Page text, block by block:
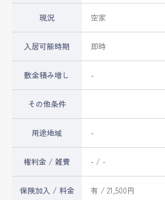
現況 空家
入居可能時期 即時
敷金積み増し -
その他条件
用途地域 -
権利金 / 雑費 - / -
保険加入 / 料金 有 / 21,500円